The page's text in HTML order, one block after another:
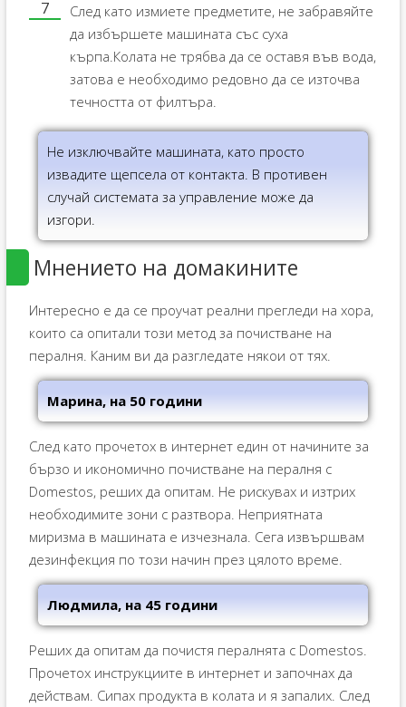
След като измиете предметите, не забравяйте
да избършете машината със суха
кърпа.Колата не трябва да се оставя във вода,
затова е необходимо редовно да се източва
течността от филтъра.
Не изключвайте машината, като просто
извадите щепсела от контакта. В противен
случай системата за управление може да
изгори.
Мнението на домакините
Интересно е да се проучат реални прегледи на хора,
които са опитали този метод за почистване на
пералня. Каним ви да разгледате някои от тях.
Марина, на 50 години
След като прочетох в интернет един от начините за
бързо и икономично почистване на пералня с
Domestos, реших да опитам. Не рискувах и изтрих
необходимите зони с разтвора. Неприятната
миризма в машината е изчезнала. Сега извършвам
дезинфекция по този начин през цялото време.
Людмила, на 45 години
Реших да опитам да почистя пералнята с Domestos.
Прочетох инструкциите в интернет и започнах да
действам. Сипах продукта в колата и я запалих. След